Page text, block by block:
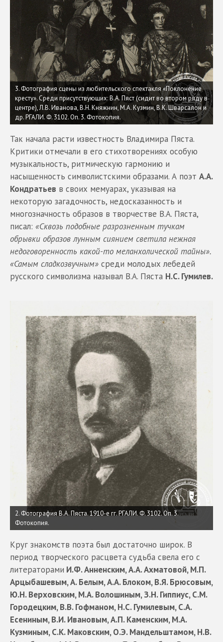
3. Фотография сцены из любительского спектакля «Поклонение
кресту». Среди присутствующих: В.А. Пяст (сидит во втором ряду в
центре), Л.В. Иванова, В.Н. Княжнин, М.А. Кузмин, В.К. Шварсалон и
др. РГАЛИ. Ф. 3102. Оп. 3. Фотокопия.
Так начала расти известность Владимира Пяста.
Критики отмечали в его стихотворениях особую
музыкальность, ритмическую гармонию и
насыщенность символистскими образами. А поэт А.А.
Кондратьев в своих мемуарах, указывая на
некоторую загадочность, недосказанность и
многозначность образов в творчестве В.А. Пяста,
писал: «Сквозь подобные разрозненным тучкам
обрывки образов лунным сиянием светила нежная
недоговоренность какой-то меланхолической тайны».
«Самым сладкозвучным» среди молодых лебедей
русского символизма называл В.А. Пяста Н.С. Гумилев.
2. Фотография В.А. Пяста. 1910-е гг. РГАЛИ. Ф. 3102. Оп. 3.
Фотокопия.
Круг знакомств поэта был достаточно широк. В
период творческого расцвета судьба свела его с
литераторами И.Ф. Анненским, А.А. Ахматовой, М.П.
Арцыбашевым, А. Белым, А.А. Блоком, В.Я. Брюсовым,
Ю.Н. Верховским, М.А. Волошиным, З.Н. Гиппиус, С.М.
Городецким, В.В. Гофманом, Н.С. Гумилевым, С.А.
Есениным, В.И. Ивановым, А.П. Каменским, М.А.
Кузминым, С.К. Маковским, О.Э. Мандельштамом, Н.В.